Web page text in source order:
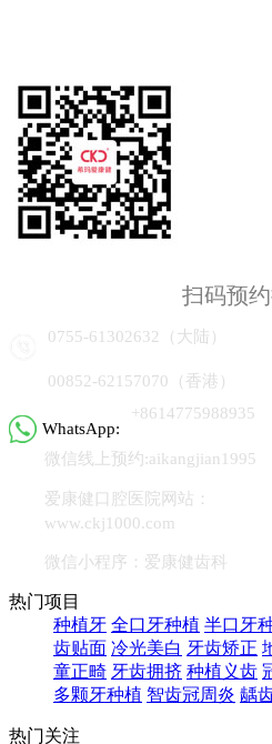
扫码预
0755-61302632（大陆
00852-62157070（香港）
WhatsApp:
+8614775988935
微信线上预约:aikangjian1995
爱康健口腔医院网站：
www.ckj1000.com
微信小程序：爱康健齿科
热门项目
种植牙 全口牙种植 半口牙
齿贴面 冷光美白 牙齿矫正
童正畸 牙齿拥挤 种植义齿
多颗牙种植 智齿冠周炎 龋
热门关注